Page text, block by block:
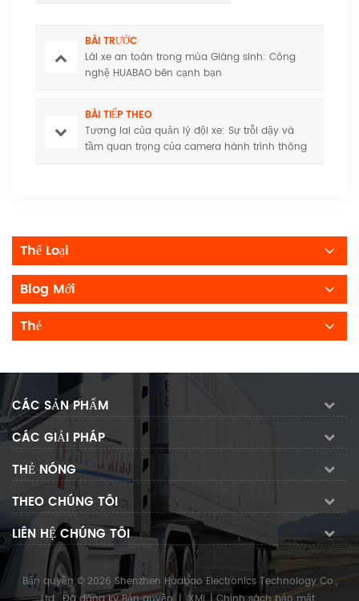
BÀI TRƯỚC
Lái xe an toàn trong mùa Giáng sinh: Công
nghệ HUABAO bên cạnh bạn
BÀI TIẾP THEO
Tương lai của quản lý đội xe: Sự trỗi dậy và
tầm quan trọng của camera hành trình thông
Thể Loại
Blog Mới
Thẻ
CÁC SẢN PHẨM
CÁC GIẢI PHÁP
THẺ NÓNG
THEO CHÚNG TÔI
LIÊN HỆ CHÚNG TÔI
Bản quyền © 2026 Shenzhen Huabao Electronics Technology Co.,